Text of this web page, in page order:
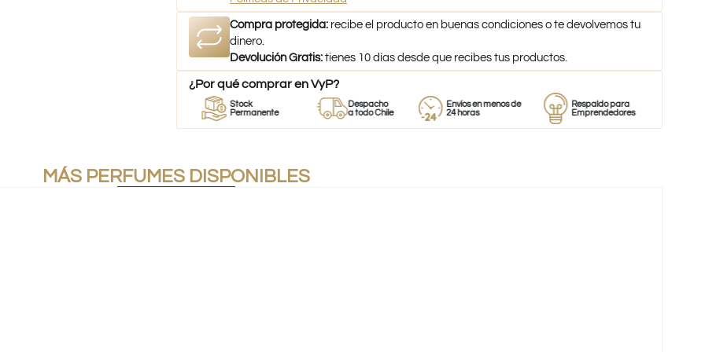
Compra protegida: recibe el producto en buenas condiciones o te devolvemos tu
dinero.
Devolución Gratis: tienes 10 días desde que recibes tus productos.
¿Por qué comprar en VyP?
Stock
Permanente
Despacho
a todo Chile
Envíos en menos de
24 horas
Respaldo para
Emprendedores
MÁS PERFUMES DISPONIBLES